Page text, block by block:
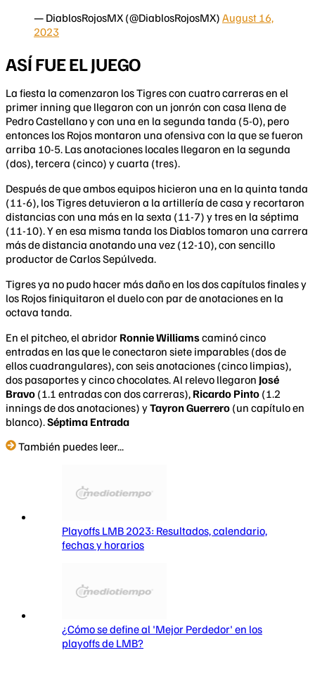
— DiablosRojosMX (@DiablosRojosMX) August 16,
2023
ASÍ FUE EL JUEGO
La fiesta la comenzaron los Tigres con cuatro carreras en el
primer inning que llegaron con un jonrón con casa llena de
Pedro Castellano y con una en la segunda tanda (5-0), pero
entonces los Rojos montaron una ofensiva con la que se fueron
arriba 10-5. Las anotaciones locales llegaron en la segunda
(dos), tercera (cinco) y cuarta (tres).
Después de que ambos equipos hicieron una en la quinta tanda
(11-6), los Tigres detuvieron a la artillería de casa y recortaron
distancias con una más en la sexta (11-7) y tres en la séptima
(11-10). Y en esa misma tanda los Diablos tomaron una carrera
más de distancia anotando una vez (12-10), con sencillo
productor de Carlos Sepúlveda.
Tigres ya no pudo hacer más daño en los dos capítulos finales y
los Rojos finiquitaron el duelo con par de anotaciones en la
octava tanda.
En el pitcheo, el abridor Ronnie Williamscaminó cinco
entradas en las que le conectaron siete imparables (dos de
ellos cuadrangulares), con seis anotaciones (cinco limpias),
dos pasaportes y cinco chocolates. Al relevo llegaron José
Bravo (1.1 entradas con dos carreras), Ricardo Pinto (1.2
innings de dos anotaciones) yTayron Guerrero (un capítulo en
blanco).Séptima Entrada
También puedes leer...
Playoffs LMB 2023: Resultados, calendario,
fechas y horarios
¿Cómo se define al 'Mejor Perdedor' en los
playoffs de LMB?